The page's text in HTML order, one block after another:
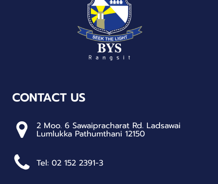
CONTACT US
2 Moo. 6 Sawaipracharat Rd. Ladsawai
Lumlukka Pathumthani 12150
Tel: 02 152 2391-3